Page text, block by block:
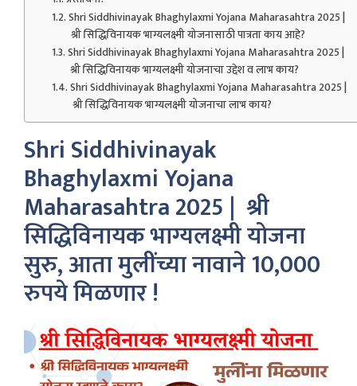
Shri Siddhivinayak Bhaghylaxmi Yojana Maharasahtra 2025 |
श्री सिद्धिविनायक भाग्यलक्ष्मी योजनासाठी पात्रता काय आहे?
Shri Siddhivinayak Bhaghylaxmi Yojana Maharasahtra 2025 |
श्री सिद्धिविनायक भाग्यलक्ष्मी योजनाचा उद्देश व लाभ काय?
Shri Siddhivinayak Bhaghylaxmi Yojana Maharasahtra 2025 |
श्री सिद्धिविनायक भाग्यलक्ष्मी योजनाचा लाभ काय?
Shri Siddhivinayak
Bhaghylaxmi Yojana
Maharasahtra 2025 | श्री
सिद्धिविनायक भाग्यलक्ष्मी योजना
सुरु, आता मुलींच्या नावाने 10,000
रुपये मिळणार !